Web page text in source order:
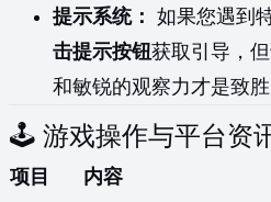
提示系统： 如果您遇到
击提示按钮获取引导，
和敏锐的观察力才是致胜
🕹️ 游戏操作与平台资
项目
内容